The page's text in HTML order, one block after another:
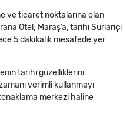
ve ticaret noktalarına olan
Otel; Maraş’a, tarihi Surlariçi
5 dakikalık mesafede yer
tarihi güzelliklerini
verimli kullanmayı
merkezi haline